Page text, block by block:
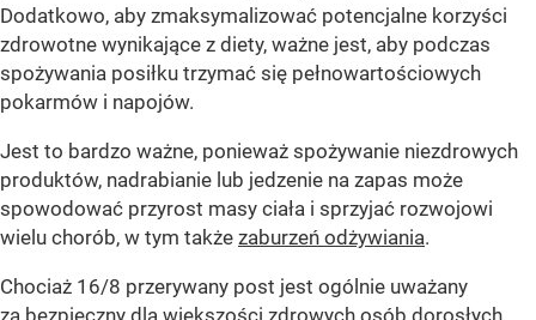
Dodatkowo, aby zmaksymalizować potencjalne korzyści
zdrowotne wynikające z diety, ważne jest, aby podczas
spożywania posiłku trzymać się pełnowartościowych
pokarmów i napojów.
Jest to bardzo ważne, ponieważ spożywanie niezdrowych
produktów, nadrabianie lub jedzenie na zapas może
spowodować przyrost masy ciała i sprzyjać rozwojowi
wielu chorób, w tym także zaburzeń odżywiania.
Chociaż 16/8 przerywany post jest ogólnie uważany
za bezpieczny dla większości zdrowych osób dorosłych,